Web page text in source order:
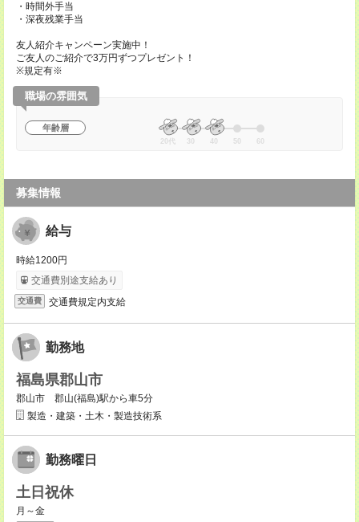
・時間外手当
・深夜残業手当
友人紹介キャンペーン実施中！
ご友人のご紹介で3万円ずつプレゼント！
※規定有※
職場の雰囲気
年齢層
20代 30 40 50 60
募集情報
給与
時給1200円
交通費別途支給あり
交通費 交通費規定内支給
勤務地
福島県郡山市
郡山市 郡山(福島)駅から車5分
製造・建築・土木・製造技術系
勤務曜日
土日祝休
月～金